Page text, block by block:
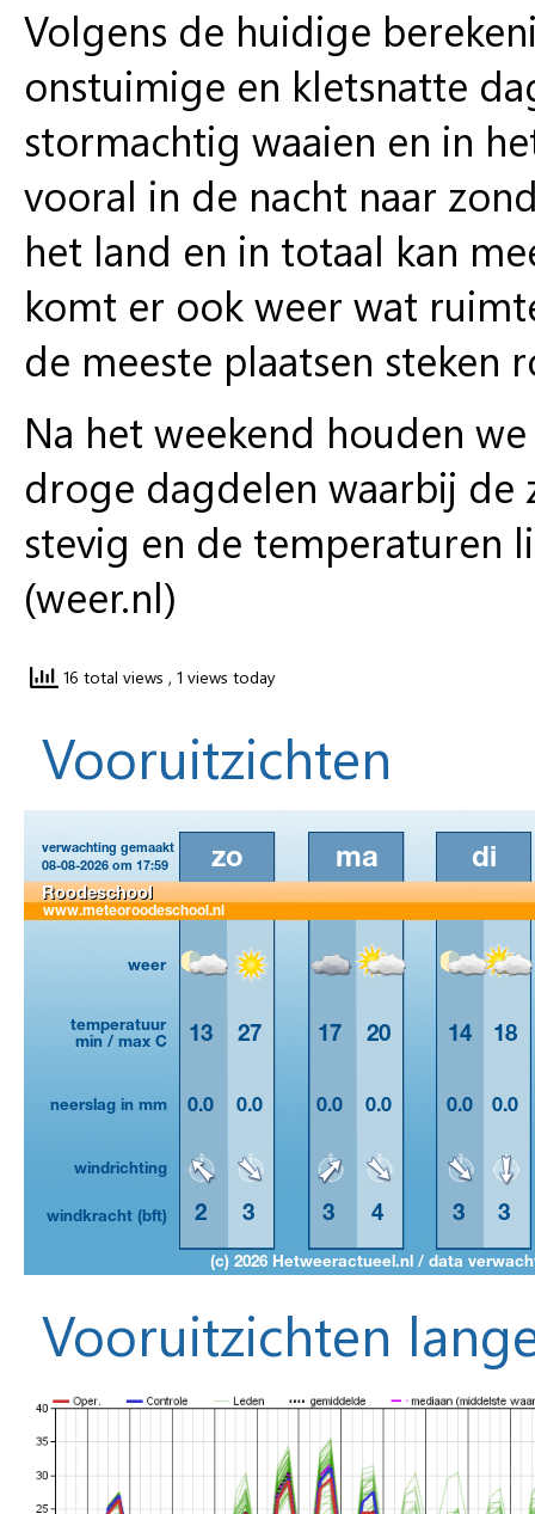
Volgens de huidige
onstuimige en kletsnatte
stormachtig waaien en in
vooral in de nacht naar
het land en in totaal kan
komt er ook weer wat
de meeste plaatsen steken
Na het weekend houden
droge dagdelen waarbij de
stevig en de temperaturen
(weer.nl)
16 total views , 1 views today
Vooruitzichten
Vooruitzichten